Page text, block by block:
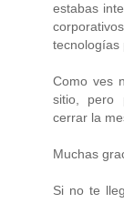
estabas
tecnologías
Como ves
sitio, pero
cerrar la
Muchas
Si no te